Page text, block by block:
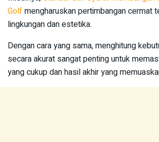
Golfmengharuskan pertimbangan cermat
lingkungan dan estetika.
Dengan cara yang sama, menghitung
secara akurat sangat penting untuk
yang cukup dan hasil akhir yang